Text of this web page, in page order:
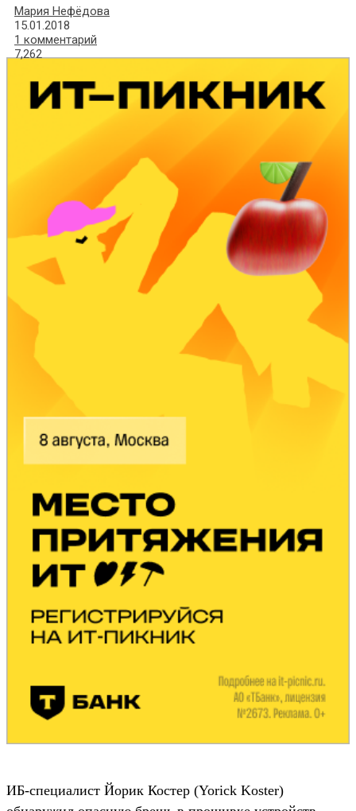
Мария Нефёдова
15.01.2018
1 комментарий
7,262
ИБ-специалист Йорик Костер (Yorick Koster)